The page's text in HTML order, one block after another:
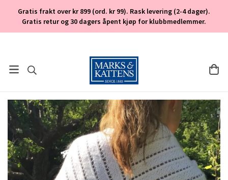
Gratis frakt over kr 899 (ord. kr 99). Rask levering (2-4 dager).
Gratis retur og 30 dagers åpent kjøp for klubbmedlemmer.